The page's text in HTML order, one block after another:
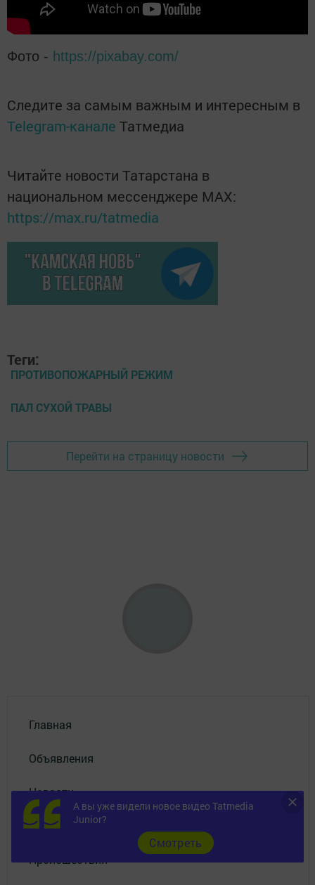
Фото - https://pixabay.com/
Следите за самым важным и интересным в
Telegram-канале Татмедиа
Читайте новости Татарстана в
национальном мессенджере MАХ:
https://max.ru/tatmedia
Теги:
ПРОТИВОПОЖАРНЫЙ РЕЖИМ
ПАЛ СУХОЙ ТРАВЫ
Перейти на страницу новости
Главная
Объявления
Новости
Фотогалерея
Происшествия
А вы уже видели новое видео Tatmedia
Junior?
Cмотреть